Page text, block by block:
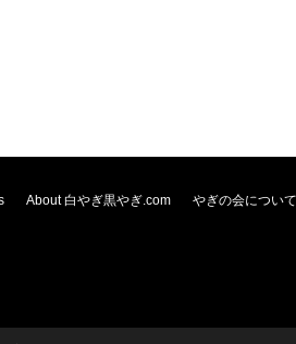
About 白やぎ黒やぎ.com やぎの会について